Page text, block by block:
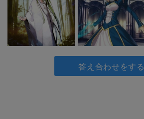
答え合わせをする